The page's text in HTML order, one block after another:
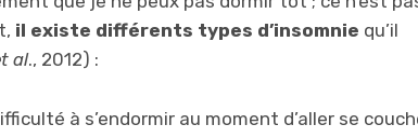
il existe différents types d’insomnie qu’il
al., 2012) :
à s’endormir au moment d’aller se